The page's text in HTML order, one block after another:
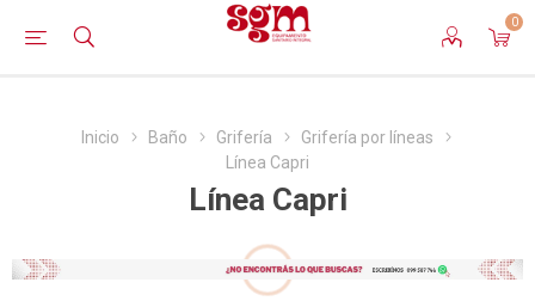
0
Inicio Baño Grifería
Grifería por líneas
Línea Capri
Línea Capri